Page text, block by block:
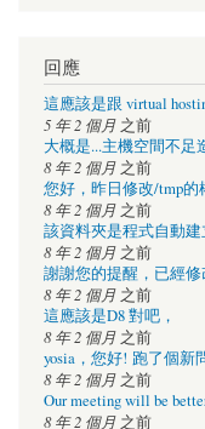
回應
這應該是跟 virtual
5 年 2 個月 之前
大概是...主機空間不足
8 年 2 個月 之前
您好，昨日修改/tmp
8 年 2 個月 之前
該資料夾是程式自動
8 年 2 個月 之前
謝謝您的提醒，已經
8 年 2 個月 之前
這應該是D8 對吧，
8 年 2 個月 之前
yosia，您好! 跑了個新
8 年 2 個月 之前
Our meeting will be
8 年 2 個月 之前